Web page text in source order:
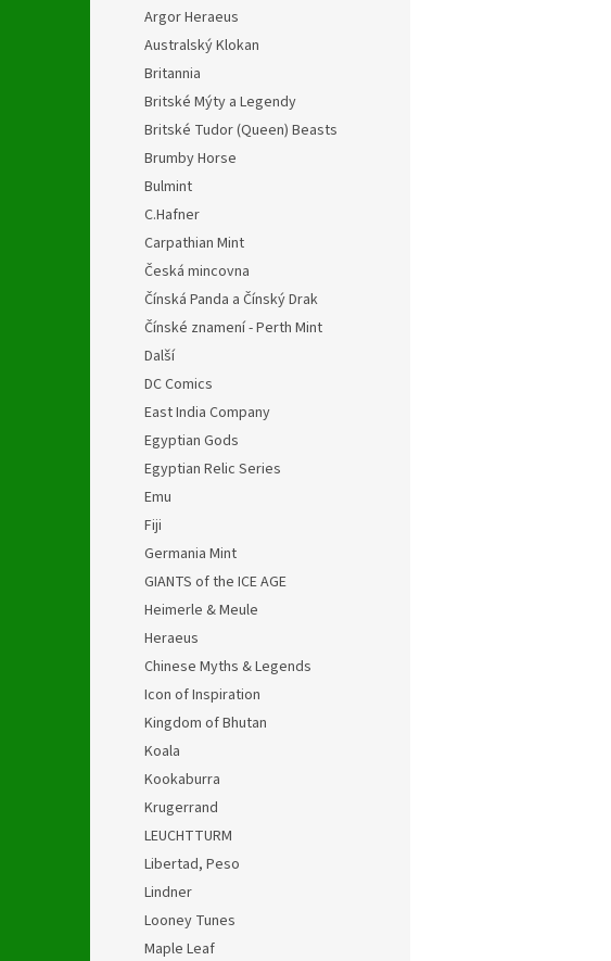
Argor Heraeus
Australský Klokan
Britannia
Britské Mýty a Legendy
Britské Tudor (Queen) Beasts
Brumby Horse
Bulmint
C.Hafner
Carpathian Mint
Česká mincovna
Čínská Panda a Čínský Drak
Čínské znamení - Perth Mint
Další
DC Comics
East India Company
Egyptian Gods
Egyptian Relic Series
Emu
Fiji
Germania Mint
GIANTS of the ICE AGE
Heimerle & Meule
Heraeus
Chinese Myths & Legends
Icon of Inspiration
Kingdom of Bhutan
Koala
Kookaburra
Krugerrand
LEUCHTTURM
Libertad, Peso
Lindner
Looney Tunes
Maple Leaf